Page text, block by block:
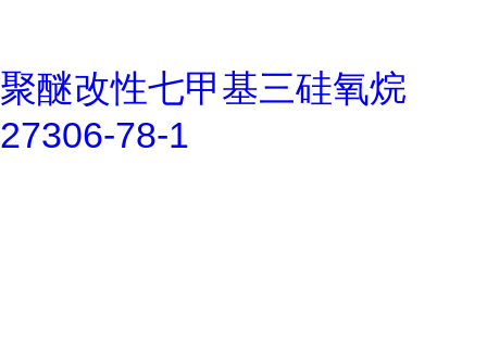
聚醚改性七甲基三硅氧烷
27306-78-1